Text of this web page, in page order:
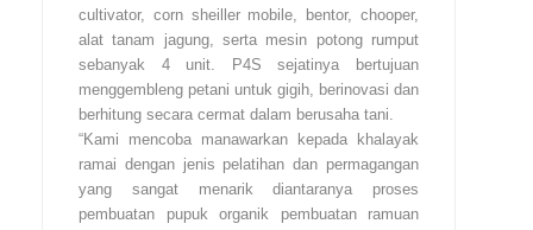
cultivator, corn sheiller mobile, bentor, chooper,
alat tanam jagung, serta mesin potong rumput
sebanyak 4 unit. P4S sejatinya bertujuan
menggembleng petani untuk gigih, berinovasi dan
berhitung secara cermat dalam berusaha tani.
“Kami mencoba manawarkan kepada khalayak
ramai dengan jenis pelatihan dan permagangan
yang sangat menarik diantaranya proses
pembuatan pupuk organik pembuatan ramuan